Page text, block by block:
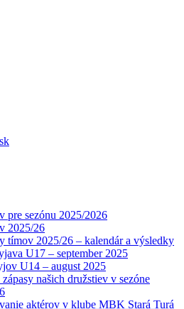
pre sezónu 2025/2026
2025/26
tímov 2025/26 – kalendár a výsledky
U17 – september 2025
U14 – august 2025
našich družstiev v sezóne
aktérov v klube MBK Stará Turá